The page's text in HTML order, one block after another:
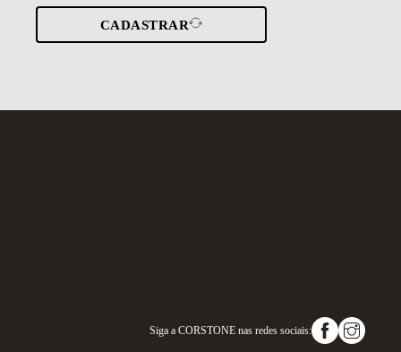
CADASTRAR
Siga a CORSTONE nas redes sociais: